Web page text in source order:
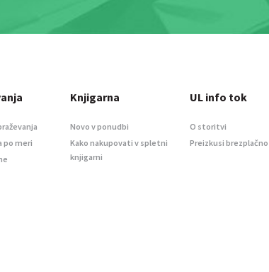
po meri
Knjigarna
Novo v ponudbi
Kako nakupovati v spletni
knjigarni
UL info tok
O storitvi
Preizkusi brezplačno